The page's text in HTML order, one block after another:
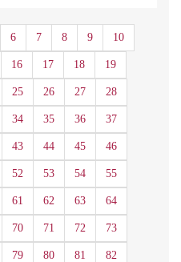
6 7 8 9 10
16 17 18 19
25 26 27 28
34 35 36 37
43 44 45 46
52 53 54 55
61 62 63 64
70 71 72 73
79 80 81 82